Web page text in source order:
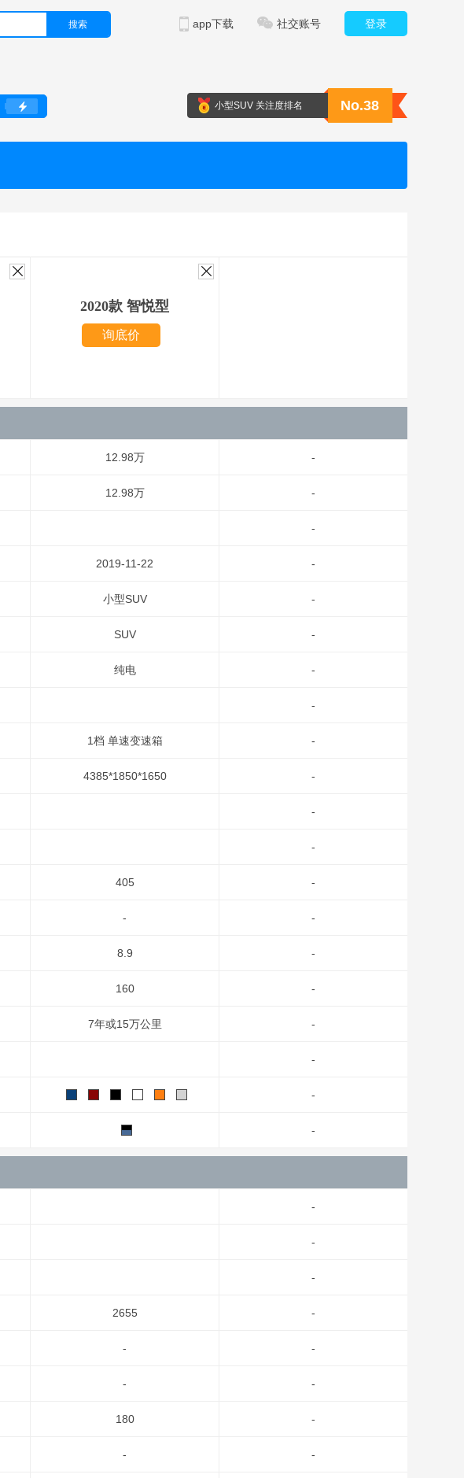
搜索 登录
社交账号
app下载
小型SUV 关注度排名 No.38
2020款 智悦型
询底价
12.98万 -
12.98万 -
-
2019-11-22 -
小型SUV -
SUV -
纯电 -
-
1档 单速变速箱 -
4385*1850*1650 -
-
-
405 -
- -
8.9 -
160 -
7年或15万公里 -
-
-
-
-
-
-
2655 -
- -
- -
180 -
- -